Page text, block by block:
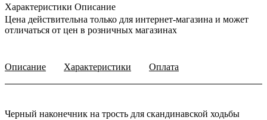
Характеристики Описание
Цена действительна только для интернет-магазина и может
отличаться от цен в розничных магазинах
Описание Характеристики Оплата
Черный наконечник на трость для скандинавской ходьбы